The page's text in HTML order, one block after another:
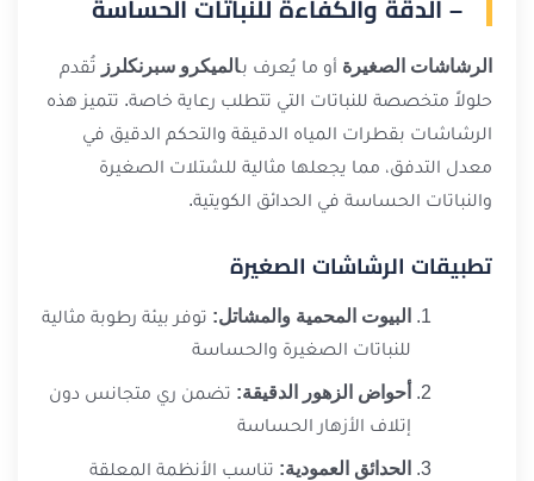
– الدقة والكفاءة للنباتات الحساسة
الرشاشات الصغيرة أو ما يُعرف بـالميكرو سبرنكلرز تُقدم
حلولاً متخصصة للنباتات التي تتطلب رعاية خاصة. تتميز هذه
الرشاشات بقطرات المياه الدقيقة والتحكم الدقيق في
معدل التدفق، مما يجعلها مثالية للشتلات الصغيرة
والنباتات الحساسة في الحدائق الكويتية.
تطبيقات الرشاشات الصغيرة
البيوت المحمية والمشاتل: توفر بيئة رطوبة مثالية
للنباتات الصغيرة والحساسة
أحواض الزهور الدقيقة: تضمن ري متجانس دون
إتلاف الأزهار الحساسة
الحدائق العمودية: تناسب الأنظمة المعلقة